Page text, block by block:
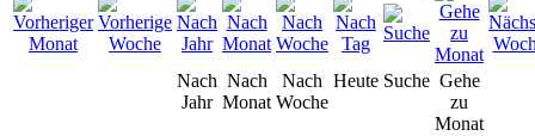
Nach
Jahr
Nach
Monat
Nach
Woche
Heute Suche Gehe
zu
Monat